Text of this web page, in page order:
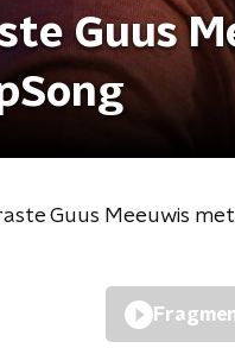
Guus
Guus Meeuwis